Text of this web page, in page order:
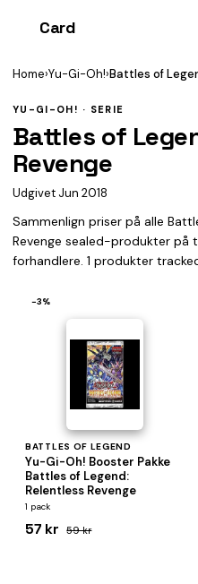
Card
Home›Yu-Gi-Oh!›Battles of
YU-GI-OH! · SERIE
Battles of
Revenge
Udgivet Jun 2018
Sammenlign priser på alle
Revenge sealed-produkter
forhandlere. 1 produkter
−3%
BATTLES OF LEGEND
Yu-Gi-Oh! Booster Pakke
Battles of Legend:
Relentless Revenge
1 pack
57 kr 59 kr